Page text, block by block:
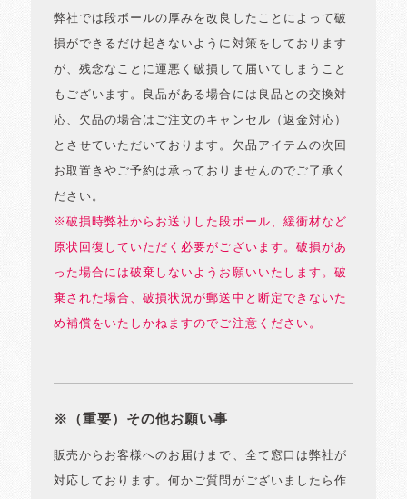
弊社では段ボールの厚みを改良したことによって破
損ができるだけ起きないように対策をしております
が、残念なことに運悪く破損して届いてしまうこと
もございます。良品がある場合には良品との交換対
応、欠品の場合はご注文のキャンセル（返金対応）
とさせていただいております。欠品アイテムの次回
お取置きやご予約は承っておりませんのでご了承く
ださい。
※破損時弊社からお送りした段ボール、緩衝材など
原状回復していただく必要がございます。破損があ
った場合には破棄しないようお願いいたします。破
棄された場合、破損状況が郵送中と断定できないた
め補償をいたしかねますのでご注意ください。
※（重要）その他お願い事
販売からお客様へのお届けまで、全て窓口は弊社が
対応しております。何かご質問がございましたら作